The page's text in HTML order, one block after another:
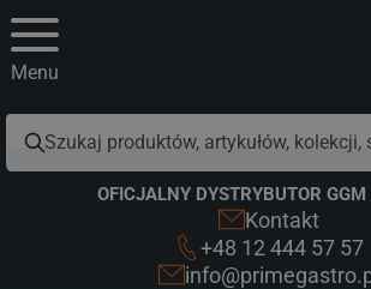
Menu
OFICJALNY DYSTRYBUTOR GGM
Kontakt
+48 12 444 57 57